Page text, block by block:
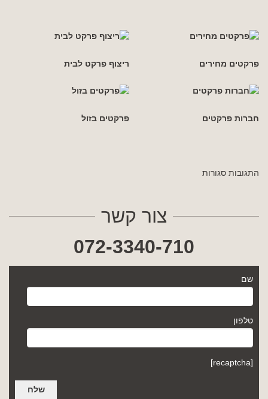
פרקטים מחירים ריצוף פרקט לבית
חברות פרקטים פרקטים בזול
התגובות סגורות
צור קשר
072-3340-710
שם
טלפון
[recaptcha]